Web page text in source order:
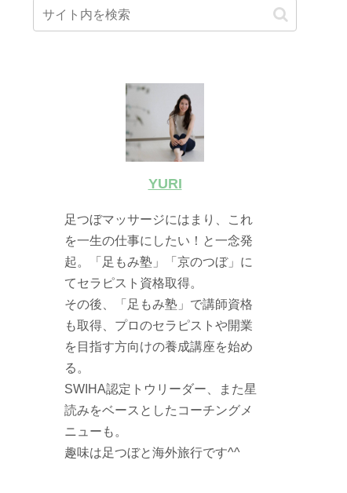
YURI
足つぼマッサージにはまり、これ
を一生の仕事にしたい！と一念発
起。「足もみ塾」「京のつぼ」に
てセラピスト資格取得。
その後、「足もみ塾」で講師資格
も取得、プロのセラピストや開業
を目指す方向けの養成講座を始め
る。
SWIHA認定トウリーダー、また星
読みをベースとしたコーチングメ
ニューも。
趣味は足つぼと海外旅行です^^